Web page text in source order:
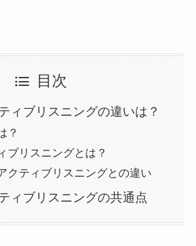
目次
ィブリスニングの違いは？
？
ブリスニングとは？
クティブリスニングとの違い
ィブリスニングの共通点